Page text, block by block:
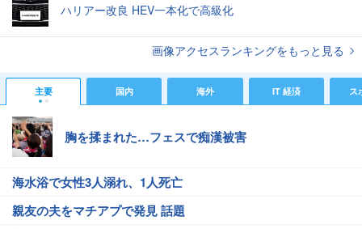
ハリアー改良 HEV一本化で高級化
画像アクセスランキングをもっと見る
主要 国内 海外 IT 経済 ス
胸を揉まれた…フェスで痴漢被害
海水浴で女性3人溺れ、1人死亡
親友の夫をマチアプで発見 話題